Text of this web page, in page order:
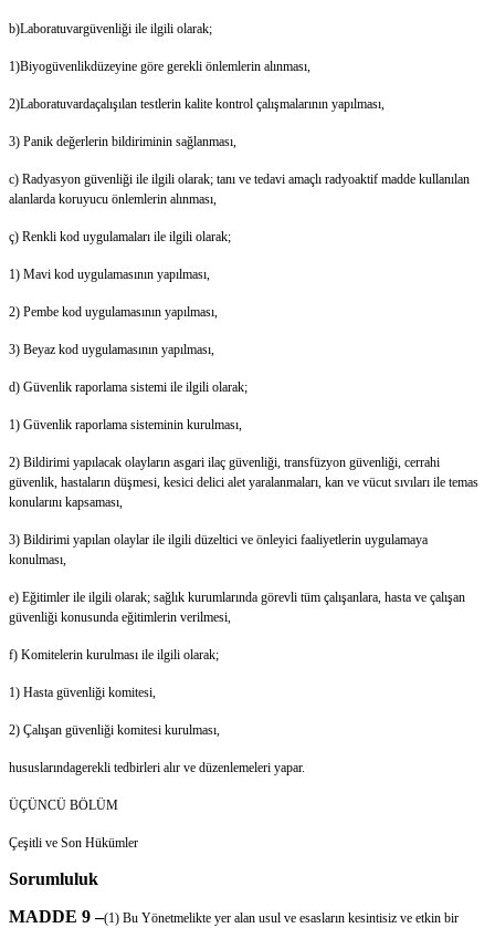
b)Laboratuvargüvenliği ile ilgili olarak;
1)Biyogüvenlikdüzeyine göre gerekli önlemlerin alınması,
2)Laboratuvardaçalışılan testlerin kalite kontrol çalışmalarının yapılması,
3) Panik değerlerin bildiriminin sağlanması,
c) Radyasyon güvenliği ile ilgili olarak; tanı ve tedavi amaçlı radyoaktif madde kullanılan
alanlarda koruyucu önlemlerin alınması,
ç) Renkli kod uygulamaları ile ilgili olarak;
1) Mavi kod uygulamasının yapılması,
2) Pembe kod uygulamasının yapılması,
3) Beyaz kod uygulamasının yapılması,
d) Güvenlik raporlama sistemi ile ilgili olarak;
1) Güvenlik raporlama sisteminin kurulması,
2) Bildirimi yapılacak olayların asgari ilaç güvenliği, transfüzyon güvenliği, cerrahi
güvenlik, hastaların düşmesi, kesici delici alet yaralanmaları, kan ve vücut sıvıları ile temas
konularını kapsaması,
3) Bildirimi yapılan olaylar ile ilgili düzeltici ve önleyici faaliyetlerin uygulamaya
konulması,
e) Eğitimler ile ilgili olarak; sağlık kurumlarında görevli tüm çalışanlara, hasta ve çalışan
güvenliği konusunda eğitimlerin verilmesi,
f) Komitelerin kurulması ile ilgili olarak;
1) Hasta güvenliği komitesi,
2) Çalışan güvenliği komitesi kurulması,
hususlarındagerekli tedbirleri alır ve düzenlemeleri yapar.
ÜÇÜNCÜ BÖLÜM
Çeşitli ve Son Hükümler
Sorumluluk
MADDE 9 –(1) Bu Yönetmelikte yer alan usul ve esasların kesintisiz ve etkin bir